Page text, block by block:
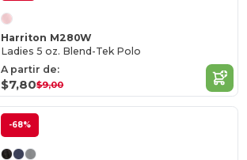
Harriton M280W
Ladies 5 oz. Blend-Tek Polo
A partir de:
$7,80$9,00
-68%